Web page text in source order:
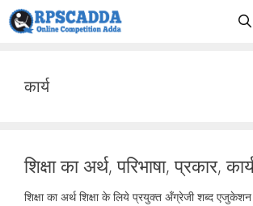
Skip
to
कार्य
शिक्षा का अर्थ, परिभाषा, प्रकार,
शिक्षा का अर्थ शिक्षा के लिये प्रयुक्त अँग्रेजी शब्द